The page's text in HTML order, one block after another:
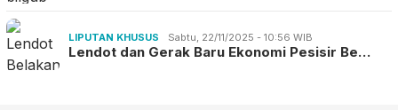
LIPUTAN KHUSUS Sabtu, 22/11/2025 - 10:56 WIB
Lendot dan Gerak Baru Ekonomi Pesisir Be…